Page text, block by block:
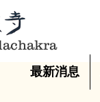
最新消息